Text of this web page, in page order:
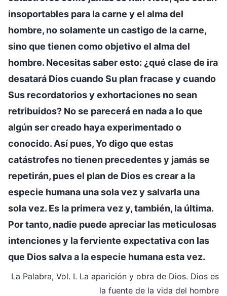
insoportables para la carne y el alma del
hombre, no solamente un castigo de la carne,
sino que tienen como objetivo el alma del
hombre. Necesitas saber esto: ¿qué clase de ira
desatará Dios cuando Su plan fracase y cuando
Sus recordatorios y exhortaciones no sean
retribuidos? No se parecerá en nada a lo que
algún ser creado haya experimentado o
conocido. Así pues, Yo digo que estas
catástrofes no tienen precedentes y jamás se
repetirán, pues el plan de Dios es crear a la
especie humana una sola vez y salvarla una
sola vez. Es la primera vez y, también, la última.
Por tanto, nadie puede apreciar las meticulosas
intenciones y la ferviente expectativa con las
que Dios salva a la especie humana esta vez.
La Palabra, Vol. I. La aparición y obra de Dios. Dios es
la fuente de la vida del hombre